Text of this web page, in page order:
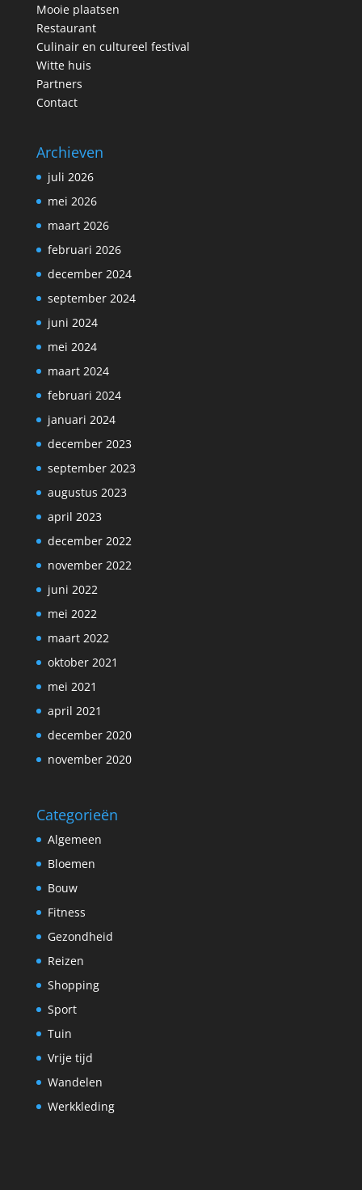
Mooie plaatsen
Restaurant
Culinair en cultureel festival
Witte huis
Partners
Contact
Archieven
juli 2026
mei 2026
maart 2026
februari 2026
december 2024
september 2024
juni 2024
mei 2024
maart 2024
februari 2024
januari 2024
december 2023
september 2023
augustus 2023
april 2023
december 2022
november 2022
juni 2022
mei 2022
maart 2022
oktober 2021
mei 2021
april 2021
december 2020
november 2020
Categorieën
Algemeen
Bloemen
Bouw
Fitness
Gezondheid
Reizen
Shopping
Sport
Tuin
Vrije tijd
Wandelen
Werkkleding